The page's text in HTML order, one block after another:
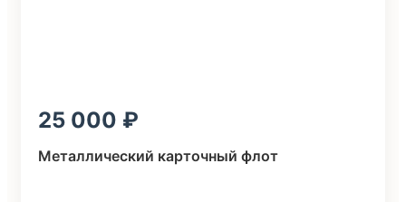
25 000
Металлический карточный флот